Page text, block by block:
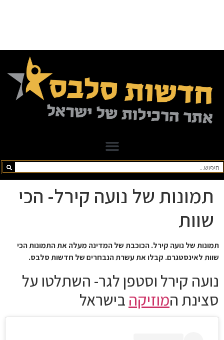
תמונות של נועה קירל- הכי
שוות
תמונות של נועה קירל. הכוכבת של המדינה מעלה את התמונות הכי
שוות לאינסטגרם. קבלו את עשרת הנבחרים של חדשות סלבס.
נועה קירל וסטפן לגר- השתלטו על
סצינת המוזיקה בישראל